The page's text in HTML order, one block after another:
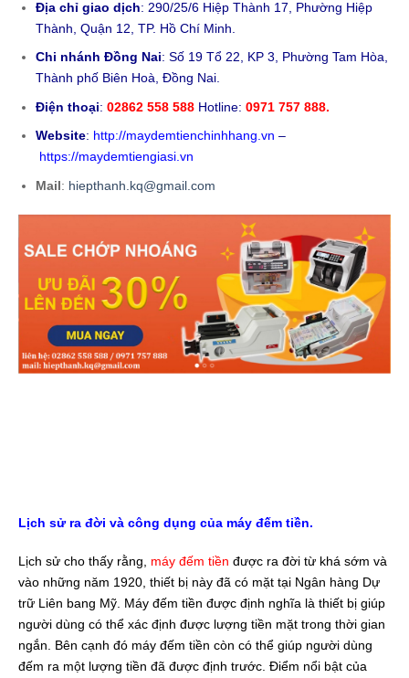
Địa chỉ giao dịch: 290/25/6 Hiệp Thành 17, Phường Hiệp
Thành, Quận 12, TP. Hồ Chí Minh.
Chi nhánh Đồng Nai: Số 19 Tổ 22, KP 3, Phường Tam Hòa,
Thành phố Biên Hoà, Đồng Nai.
Điện thoại: 02862 558 588Hotline: 0971 757 888.
Website: http://maydemtienchinhhang.vn –
https://maydemtiengiasi.vn
Mail: hiepthanh.kq@gmail.com
Lịch sử ra đời và công dụng của máy đếm tiền.
Lịch sử cho thấy rằng, máy đếm tiền được ra đời từ khá sớm và
vào những năm 1920, thiết bị này đã có mặt tại Ngân hàng Dự
trữ Liên bang Mỹ. Máy đếm tiền được định nghĩa là thiết bị giúp
người dùng có thể xác định được lượng tiền mặt trong thời gian
ngắn. Bên cạnh đó máy đếm tiền còn có thể giúp người dùng
đếm ra một lượng tiền đã được định trước. Điểm nổi bật của